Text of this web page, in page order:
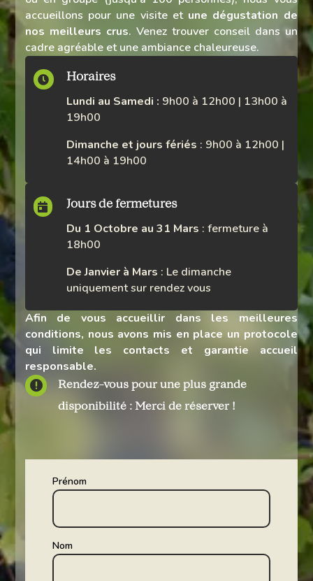
accueillons pour une visite et une dégustation de
nos meilleurs crus. Venez trouver conseil dans un
cadre agréable et une ambiance chaleureuse.
 Horaires
Lundi au Samedi : 9h00 à 12h00 | 13h00 à
19h00
Dimanche et jours fériés : 9h00 à 12h00 |
14h00 à 19h00
 Jours de fermetures
Du 1 Octobre au 31 Mars : fermeture à
18h00
De Janvier à Mars : Le dimanche
uniquement sur rendez vous
Afin de vous accueillir dans les meilleures
conditions, nous avons mis en place un protocole
qui limite les contacts et garantie accueil
responsable.
 Rendez-vous pour une plus grande
disponibilité : Merci de réserver !
Prénom
Nom